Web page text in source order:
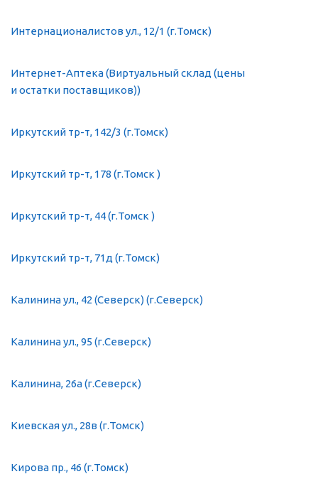
Интернационалистов ул., 12/1 (г.Томск)
Интернет-Аптека (Виртуальный склад (цены
и остатки поставщиков))
Иркутский тр-т, 142/3 (г.Томск)
Иркутский тр-т, 178 (г.Томск )
Иркутский тр-т, 44 (г.Томск )
Иркутский тр-т, 71д (г.Томск)
Калинина ул., 42 (Северск) (г.Северск)
Калинина ул., 95 (г.Северск)
Калинина, 26а (г.Северск)
Киевская ул., 28в (г.Томск)
Кирова пр., 46 (г.Томск)